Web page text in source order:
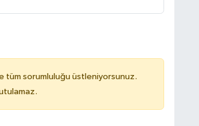
tüm sorumluluğu üstleniyorsunuz.